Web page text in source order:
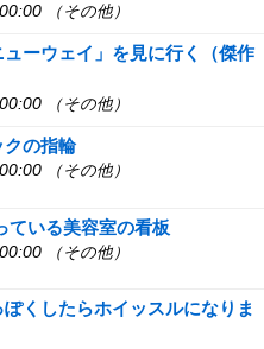
（その他）
ーウェイ」を見に行く（傑作
（その他）
クの指輪
（その他）
ている美容室の看板
（その他）
くしたらホイッスルになりま